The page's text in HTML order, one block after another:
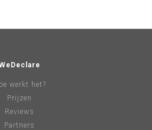
werkt het?
Prijzen
Reviews
Partners